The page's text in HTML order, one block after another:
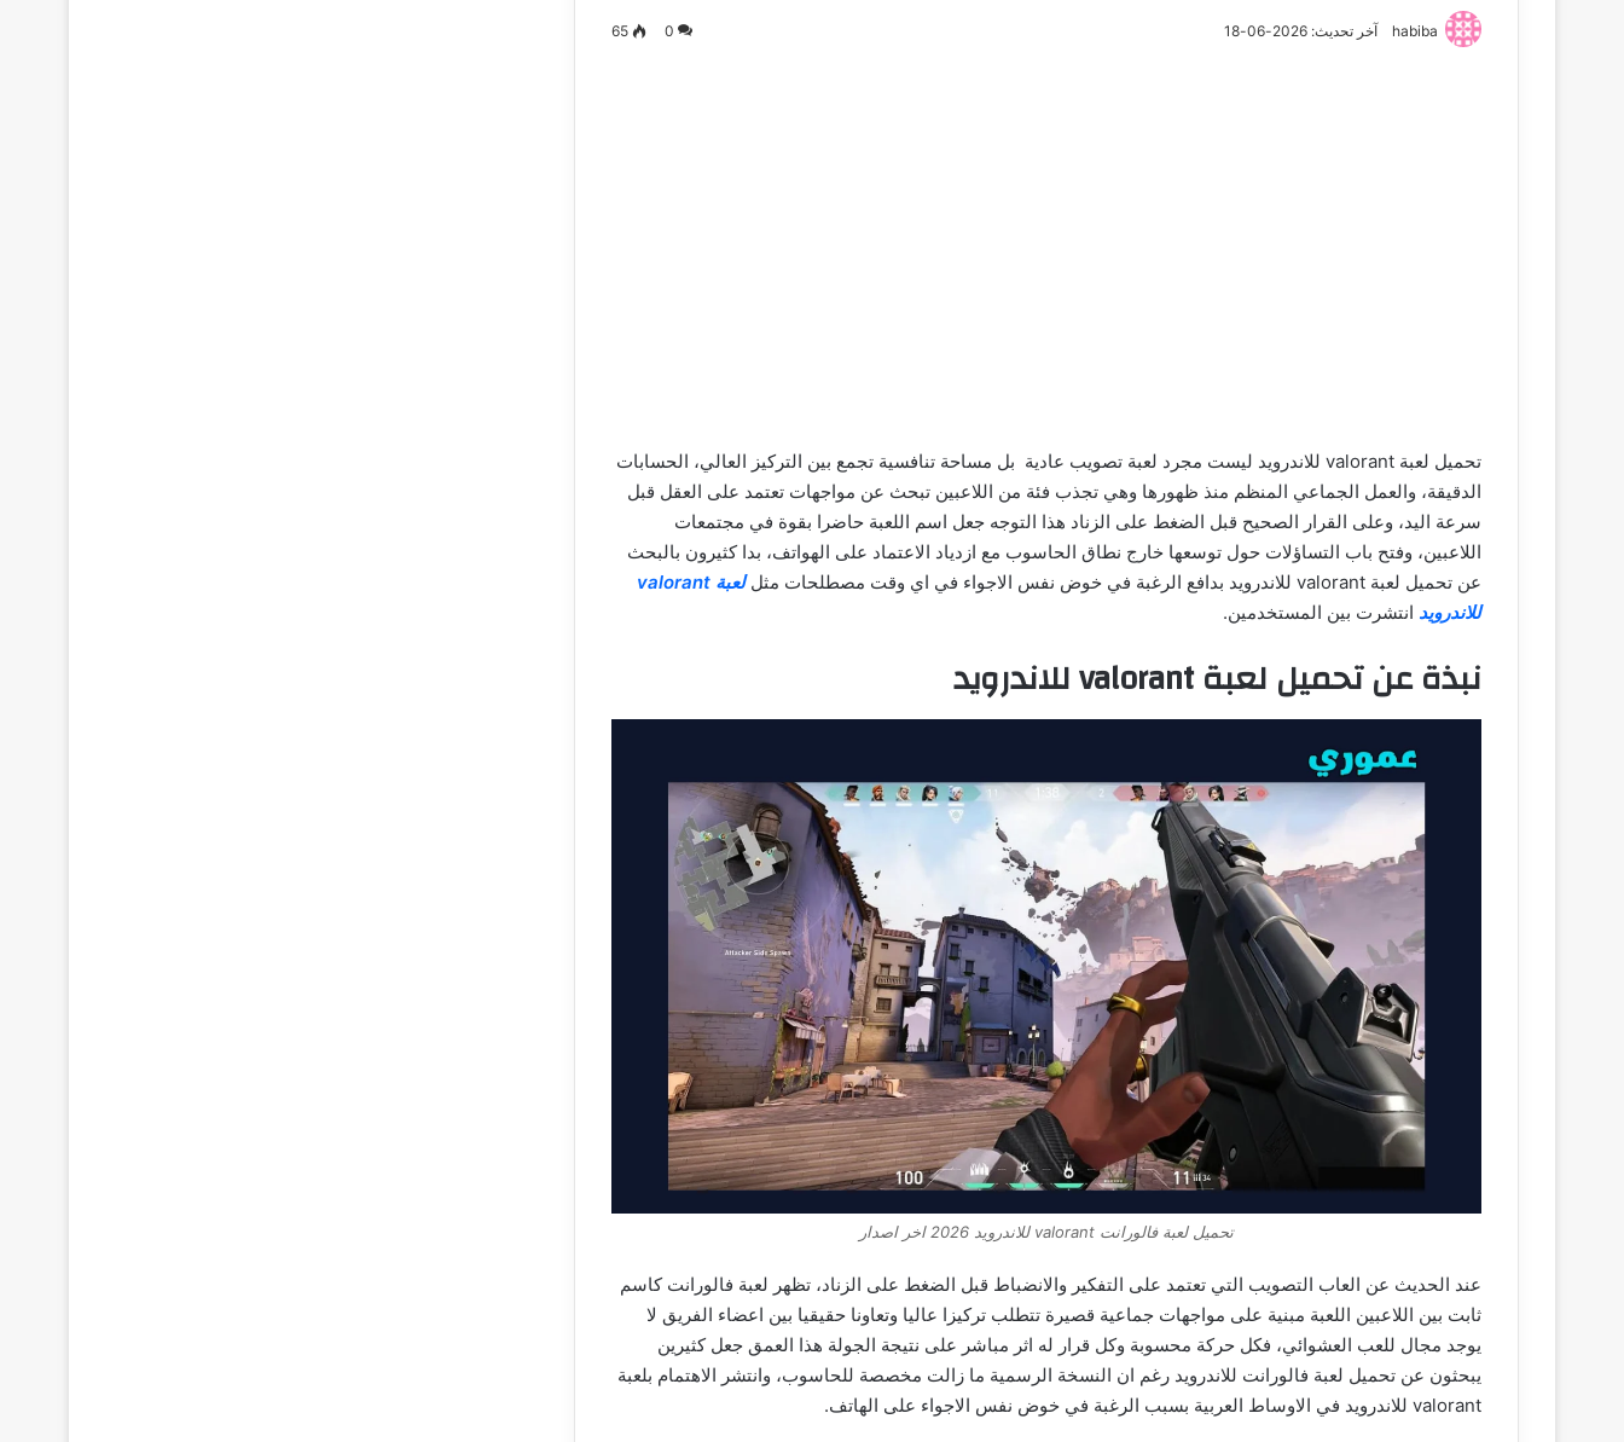
habiba آخر تحديث: 2026-06-18 0
65
تحميل لعبة valorant للاندرويد ليست مجرد لعبة تصويب عادية بل مساحة تنافسية تجمع بين التركيز العالي، الحسابات
الدقيقة، والعمل الجماعي المنظم منذ ظهورها وهي تجذب فئة من اللاعبين تبحث عن مواجهات تعتمد على العقل قبل
سرعة اليد، وعلى القرار الصحيح قبل الضغط على الزناد هذا التوجه جعل اسم اللعبة حاضرا بقوة في مجتمعات
اللاعبين، وفتح باب التساؤلات حول توسعها خارج نطاق الحاسوب مع ازدياد الاعتماد على الهواتف، بدا كثيرون بالبحث
عن تحميل لعبة valorant للاندرويد بدافع الرغبة في خوض نفس الاجواء في اي وقت مصطلحات مثل
لعبة valorant
للاندرويد انتشرت بين المستخدمين.
نبذة عن تحميل لعبة valorant للاندرويد
تحميل لعبة فالورانت valorant للاندرويد 2026 اخر اصدار
عند الحديث عن العاب التصويب التي تعتمد على التفكير والانضباط قبل الضغط على الزناد، تظهر لعبة فالورانت كاسم
ثابت بين اللاعبين اللعبة مبنية على مواجهات جماعية قصيرة تتطلب تركيزا عاليا وتعاونا حقيقيا بين اعضاء الفريق لا
يوجد مجال للعب العشوائي، فكل حركة محسوبة وكل قرار له اثر مباشر على نتيجة الجولة هذا العمق جعل كثيرين
يبحثون عن تحميل لعبة فالورانت للاندرويد رغم ان النسخة الرسمية ما زالت مخصصة للحاسوب، وانتشر الاهتمام بلعبة
valorant للاندرويد في الاوساط العربية بسبب الرغبة في خوض نفس الاجواء على الهاتف.